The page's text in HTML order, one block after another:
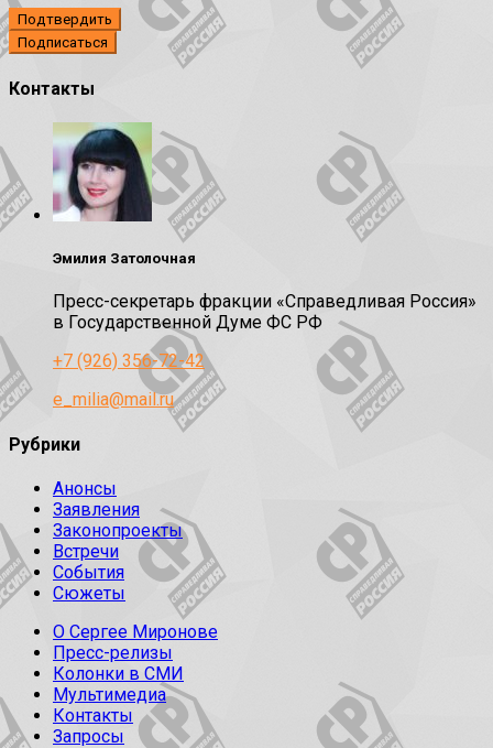
Подтвердить
Контакты
Эмилия Затолочная
Пресс-секретарь фракции «Справедливая Россия»
в Государственной Думе ФС РФ
+7 (926) 356-72-42
e_milia@mail.ru
Рубрики
Анонсы
Заявления
Законопроекты
Встречи
События
Сюжеты
О Сергее Миронове
Пресс-релизы
Колонки в СМИ
Мультимедиа
Контакты
Запросы